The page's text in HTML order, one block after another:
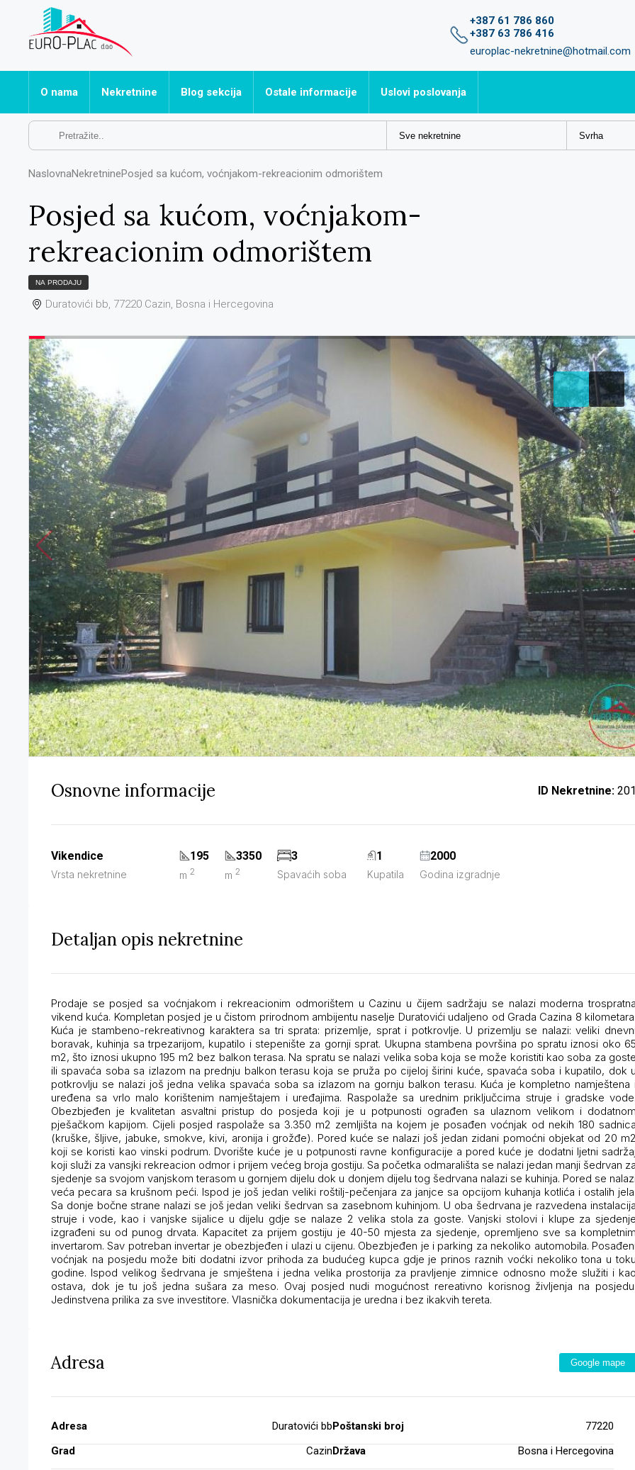
+387 61 786 860
+387 63 786 416
europlac-nekretnine@hotmail.com
O nama Nekretnine
Sve nekretnine
Apartmani
Hoteli
Kuće
Ostalo
Poslovni prostori
Vikendice
Blog sekcija Ostale informacije
Često postavljena pitanja
Uslovi poslovanja
NaslovnaNekretninePosjed sa kućom, voćnjakom-rekreacionim odmorištem
Posjed sa kućom, voćnjakom-
rekreacionim odmorištem
NA PRODAJU
Duratovići bb, 77220 Cazin, Bosna i Hercegovina
Osnovne informacije ID Nekretnine: 201
Vikendice
Vrsta nekretnine
195
m 2
3350
m2
3
Spavaćih soba
1
Kupatila
2000
Godina izgradnje
Detaljan opis nekretnine
Prodaje se posjed sa voćnjakom i rekreacionim odmorištem u Cazinu u čijem sadržaju se nalazi moderna trospratna
vikend kuća. Kompletan posjed je u čistom prirodnom ambijentu naselje Duratovići udaljeno od Grada Cazina 8 kilometara.
Kuća je stambeno-rekreativnog karaktera sa tri sprata: prizemlje, sprat i potkrovlje. U prizemlju se nalazi: veliki
boravak, kuhinja sa trpezarijom, kupatilo i stepenište za gornji sprat. Ukupna stambena površina po spratu iznosi oko 65
m2, što iznosi ukupno 195 m2 bez balkon terasa. Na spratu se nalazi velika soba koja se može koristiti kao soba za goste
ili spavaća soba sa izlazom na prednju balkon terasu koja se pruža po cijeloj širini kuće, spavaća soba i kupatilo, dok u
potkrovlju se nalazi još jedna velika spavaća soba sa izlazom na gornju balkon terasu. Kuća je kompletno namještena
uređena sa vrlo malo korištenim namještajem i uređajima. Raspolaže sa urednim priključcima struje i gradske vode.
Obezbjeđen je kvalitetan asvaltni pristup do posjeda koji je u potpunosti ograđen sa ulaznom velikom i dodatnom
pješačkom kapijom. Cijeli posjed raspolaže sa 3.350 m2 zemljišta na kojem je posađen voćnjak od nekih 180 sadnica
(kruške, šljive, jabuke, smokve, kivi, aronija i grožđe). Pored kuće se nalazi još jedan zidani pomoćni objekat od 20 m2
koji se koristi kao vinski podrum. Dvorište kuće je u potpunosti ravne konfiguracije a pored kuće je dodatni ljetni
koji služi za vansjki rekreacion odmor i prijem većeg broja gostiju. Sa početka odmarališta se nalazi jedan manji šedrvan za
sjedenje sa svojom vanjskom terasom u gornjem dijelu dok u donjem dijelu tog šedrvana nalazi se kuhinja. Pored se
veća pecara sa krušnom peći. Ispod je još jedan veliki roštilj-pečenjara za janjce sa opcijom kuhanja kotlića i ostalih jela.
Sa donje bočne strane nalazi se još jedan veliki šedrvan sa zasebnom kuhinjom. U oba šedrvana je razvedena instalacija
struje i vode, kao i vanjske sijalice u dijelu gdje se nalaze 2 velika stola za goste. Vanjski stolovi i klupe za sjedenje
izgrađeni su od punog drvata. Kapacitet za prijem gostiju je 40-50 mjesta za sjedenje, opremljeno sve sa kompletnim
invertarom. Sav potreban invertar je obezbjeđen i ulazi u cijenu. Obezbjeđen je i parking za nekoliko automobila.
voćnjak na posjedu može biti dodatni izvor prihoda za budućeg kupca gdje je prinos raznih voćki nekoliko tona u toku
godine. Ispod velikog šedrvana je smještena i jedna velika prostorija za pravljenje zimnice odnosno može služiti i kao
ostava, dok je tu još jedna sušara za meso. Ovaj posjed nudi mogućnost rereativno korisnog življenja na posjedu.
Jedinstvena prilika za sve investitore. Vlasnička dokumentacija je uredna i bez ikakvih tereta.
Adresa Google mape
Adresa Duratovići bbPoštanski broj
77220
Grad
CazinDržava Bosna i Hercegovina